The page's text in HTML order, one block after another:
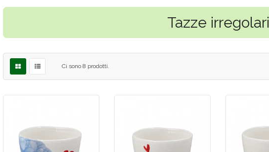
Tazze irregolari
Ci sono 8 prodotti.